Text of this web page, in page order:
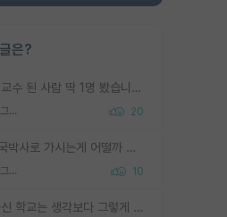
은?
서성한 박사로 교수 된 사람 딱 1명 봤습니다. 근데 지방대 박사로 교수된 거는 기적이 일어나야되요. 서성한 학부부터여도 빡센게 교수임용일텐데 지방대박사로 무슨 교수가 되나요...... 중소기업/중견기업 팀장급/연구소장급이나 될거 같네요.
SSH 박사과정을 그만두고 지방대 박사로 옮기면 교수의 꿈은 끝일까요? 20
옮기시려면 미국박사로 가시는게 어떨까 싶네요. 교수가 꿈이면 미국박사 하고 미국교수 까지 같이 노리시는게 기회가 많지 않을까요?
SSH 박사과정을 그만두고 지방대 박사로 옮기면 교수의 꿈은 끝일까요? 10
교수 뽑는데 출신 학교는 생각보다 그렇게 안 봄. 앞으로는 더 안 보게 될거임. 박사는 어디서 진행해도 됨. 단, 제대로 쌓고 좋은 실적 만들 수 있다면. 그런데 지방대는 그럴 가능성이 지극히 낮음. 나만 열심히 잘 하면 된다? 인간은 주변 환경에 지배되는 나약한 존재임. 주변의 지방대 대학원생과 섞이고 지방 특유의 여유로움 또는 나쁘게 얘기해서 나태함에 젖어 살다보면 교수의 꿈 자체를 잊어버리게 될 가능성도 있음. 주변 환경이 70~80%임.